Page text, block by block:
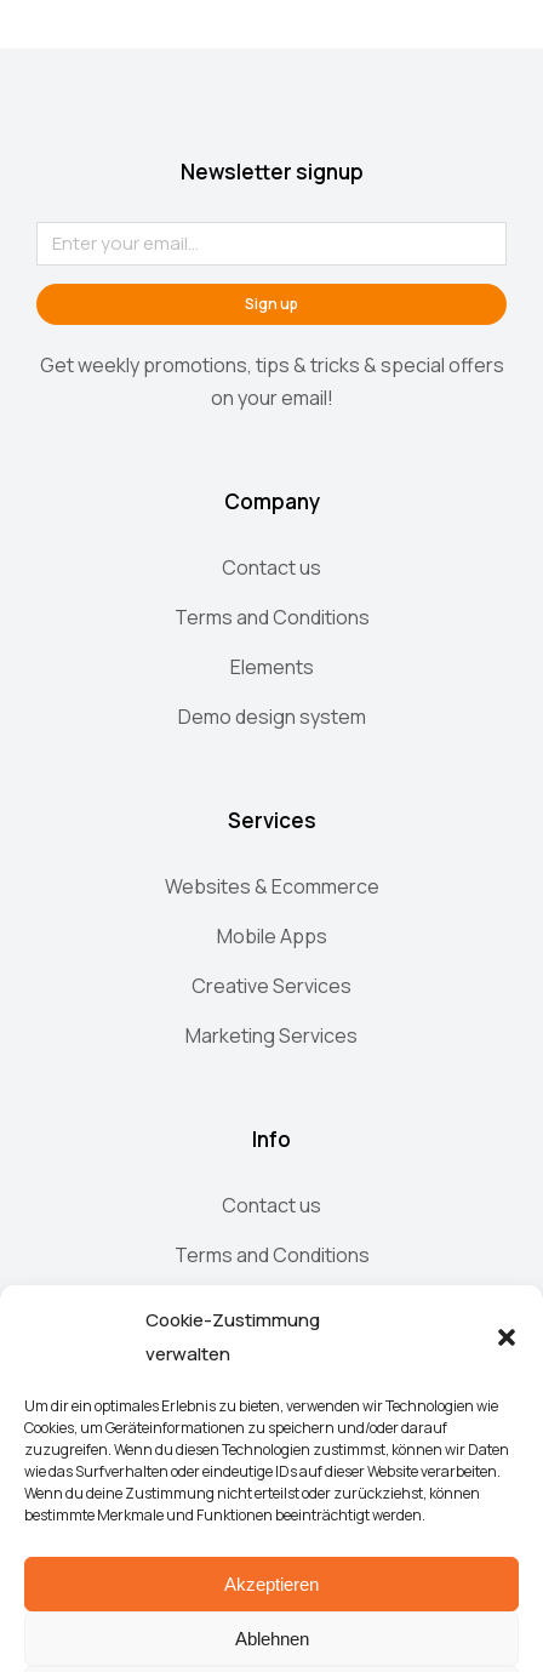
Cookie-Zustimmung
verwalten
Um dir ein optimales Erlebnis zu bieten, verwenden wir Technologien wie
Cookies, um Geräteinformationen zu speichern und/oder darauf
zuzugreifen. Wenn du diesen Technologien zustimmst, können wir Daten
wie das Surfverhalten oder eindeutige IDs auf dieser Website verarbeiten.
Wenn du deine Zustimmung nicht erteilst oder zurückziehst, können
bestimmte Merkmale und Funktionen beeinträchtigt werden.
Akzeptieren
Ablehnen
Newsletter signup
Sign up
Get weekly promotions, tips & tricks & special offers
on your email!
Company
Contact us
Terms and Conditions
Elements
Demo design system
Services
Websites & Ecommerce
Mobile Apps
Creative Services
Marketing Services
Info
Contact us
Terms and Conditions
Demo design system
Demo design system